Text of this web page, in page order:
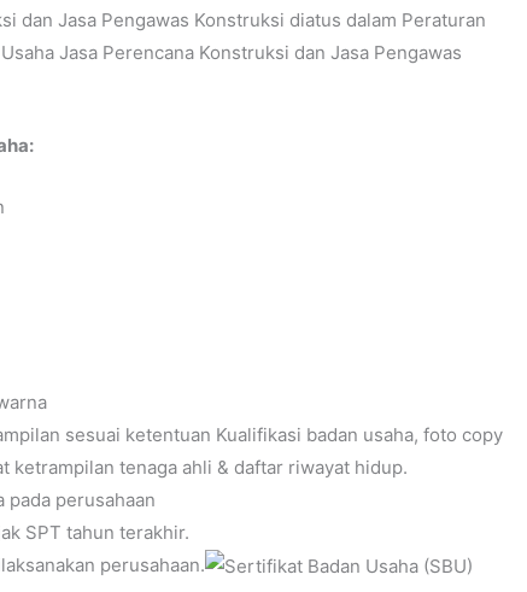
dan Jasa Pengawas Konstruksi diatus dalam Peraturan
Jasa Perencana Konstruksi dan Jasa Pengawas
sesuai ketentuan Kualifikasi badan usaha, foto copy
ketrampilan tenaga ahli & daftar riwayat hidup.
pada perusahaan
SPT tahun terakhir.
perusahaan.